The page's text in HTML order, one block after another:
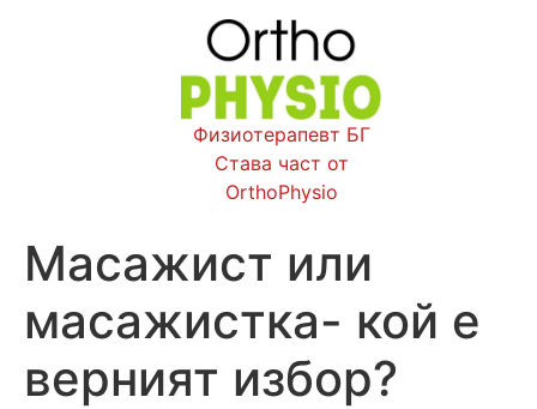
Физиотерапевт БГ
Става част от
OrthoPhysio
Масажист или
масажистка- кой е
верният избор?